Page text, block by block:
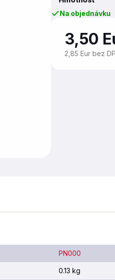
Na objednávku
3,50
2,85 Eur bez
PN000
0.13 kg